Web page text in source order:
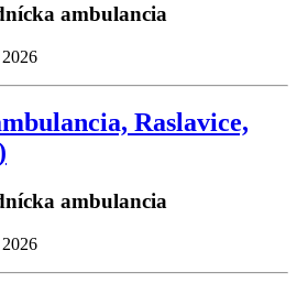
ambulancia
Raslavice,
ambulancia